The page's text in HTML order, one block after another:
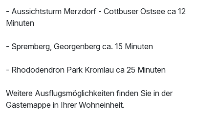
- Aussichtsturm Merzdorf - Cottbuser Ostsee ca 12
Minuten
- Spremberg, Georgenberg ca. 15 Minuten
- Rhododendron Park Kromlau ca 25 Minuten
Weitere Ausflugsmöglichkeiten finden Sie in der
Gästemappe in Ihrer Wohneinheit.